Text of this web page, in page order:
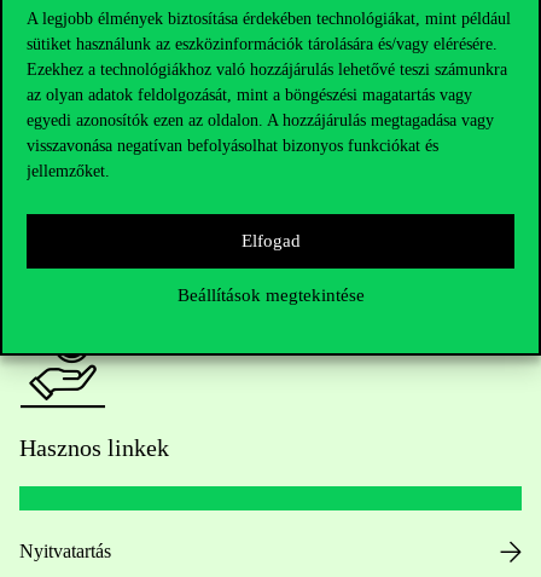
A legjobb élmények biztosítása érdekében technológiákat, mint például
sütiket használunk az eszközinformációk tárolására és/vagy elérésére.
Ezekhez a technológiákhoz való hozzájárulás lehetővé teszi számunkra
az olyan adatok feldolgozását, mint a böngészési magatartás vagy
egyedi azonosítók ezen az oldalon. A hozzájárulás megtagadása vagy
visszavonása negatívan befolyásolhat bizonyos funkciókat és
jellemzőket.
Elfogad
Beállítások megtekintése
Telefonszám:+36 1 482 5000
Kérdésed van a felvételivel kapcsolatban?
Oktatói elérhetőségek
press@uni-corvinus.hu
Hasznos linkek
Nyitvatartás